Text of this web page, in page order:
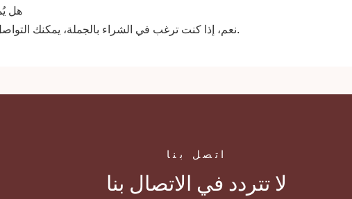
هل
نعم، إذا كنت ترغب في الشراء بالجملة، يمكنك التواصل معنا لمناقشة سعر الجملة. سنقدم لك أفضل سعر.
اتصل بنا
لا تتردد في الاتصال بنا